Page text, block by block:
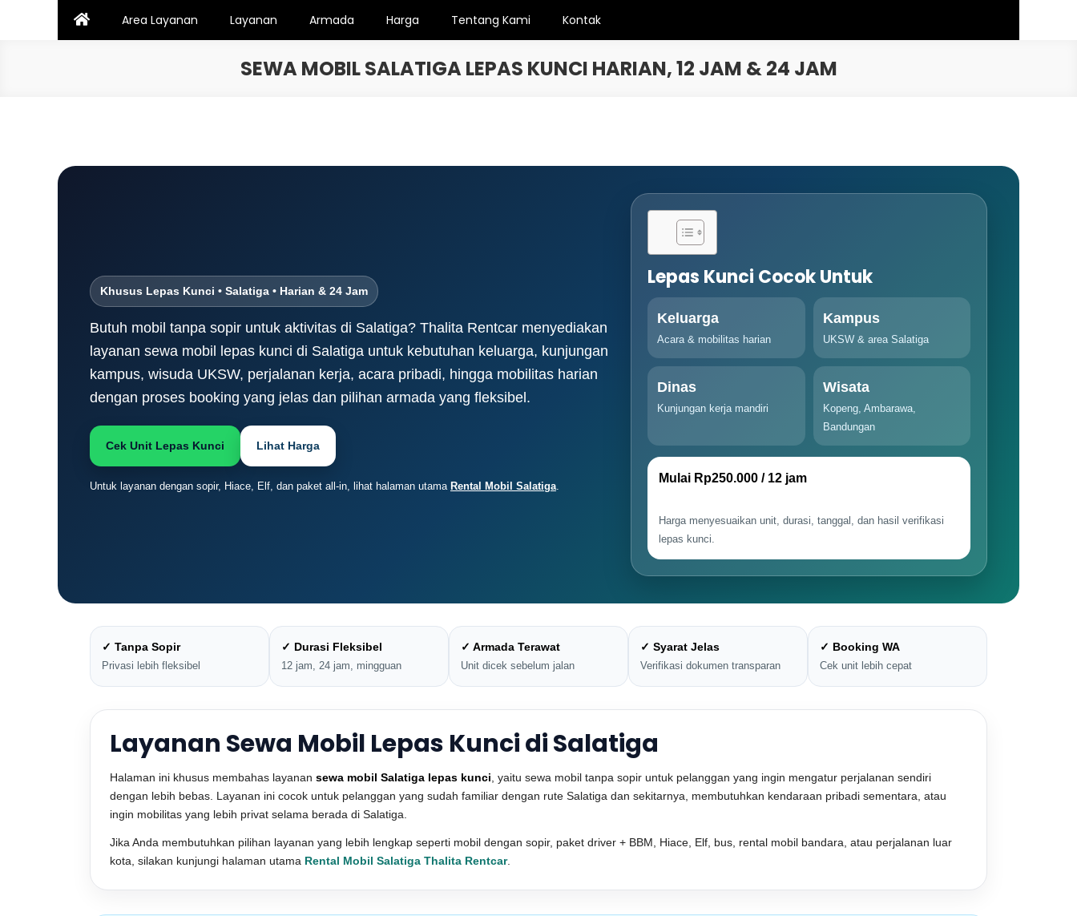
Area Layanan Layanan Armada Harga Tentang Kami Kontak
SEWA MOBIL SALATIGA LEPAS KUNCI HARIAN, 12 JAM & 24 JAM
Khusus Lepas Kunci • Salatiga • Harian & 24 Jam
Butuh mobil tanpa sopir untuk aktivitas di Salatiga? Thalita Rentcar menyediakan
layanan sewa mobil lepas kunci di Salatiga untuk kebutuhan keluarga, kunjungan
kampus, wisuda UKSW, perjalanan kerja, acara pribadi, hingga mobilitas harian
dengan proses booking yang jelas dan pilihan armada yang fleksibel.
Cek Unit Lepas Kunci Lihat Harga
Untuk layanan dengan sopir, Hiace, Elf, dan paket all-in, lihat halaman utama Rental Mobil Salatiga
Lepas Kunci Cocok Untuk
Keluarga
Acara & mobilitas harian
Kampus
UKSW & area Salatiga
Dinas
Kunjungan kerja mandiri
Wisata
Kopeng, Ambarawa,
Bandungan
Mulai Rp250.000 / 12 jam
Harga menyesuaikan unit, durasi, tanggal, dan hasil verifikasi
lepas kunci.
✓ Tanpa Sopir
Privasi lebih fleksibel
✓ Durasi Fleksibel
12 jam, 24 jam, mingguan
✓ Armada Terawat
Unit dicek sebelum jalan
✓ Syarat Jelas
Verifikasi dokumen transparan
✓ Booking WA
Cek unit lebih cepat
Layanan Sewa Mobil Lepas Kunci di Salatiga
Halaman ini khusus membahas layanan sewa mobil Salatiga lepas kunci , yaitu sewa mobil tanpa sopir untuk pelanggan yang ingin mengatur perjalanan sendiri
dengan lebih bebas. Layanan ini cocok untuk pelanggan yang sudah familiar dengan rute Salatiga dan sekitarnya, membutuhkan kendaraan pribadi sementara, atau
ingin mobilitas yang lebih privat selama berada di Salatiga.
Jika Anda membutuhkan pilihan layanan yang lebih lengkap seperti mobil dengan sopir, paket driver + BBM, Hiace, Elf, bus, rental mobil bandara, atau perjalanan luar
kota, silakan kunjungi halaman utama Rental Mobil Salatiga Thalita Rentcar.